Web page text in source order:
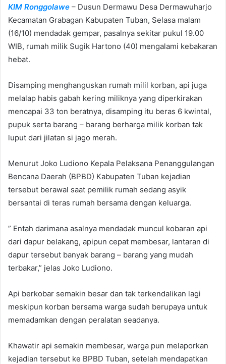
KIM Ronggolawe – Dusun Dermawu Desa Dermawuharjo
Kecamatan Grabagan Kabupaten Tuban, Selasa malam
(16/10) mendadak gempar, pasalnya sekitar pukul 19.00
WIB, rumah milik Sugik Hartono (40) mengalami kebakaran
hebat.
Disamping menghanguskan rumah milil korban, api juga
melalap habis gabah kering miliknya yang diperkirakan
mencapai 33 ton beratnya, disamping itu beras 6 kwintal,
pupuk serta barang – barang berharga milik korban tak
luput dari jilatan si jago merah.
Menurut Joko Ludiono Kepala Pelaksana Penanggulangan
Bencana Daerah (BPBD) Kabupaten Tuban kejadian
tersebut berawal saat pemilik rumah sedang asyik
bersantai di teras rumah bersama dengan keluarga.
” Entah darimana asalnya mendadak muncul kobaran api
dari dapur belakang, apipun cepat membesar, lantaran di
dapur tersebut banyak barang – barang yang mudah
terbakar,” jelas Joko Ludiono.
Api berkobar semakin besar dan tak terkendalikan lagi
meskipun korban bersama warga sudah berupaya untuk
memadamkan dengan peralatan seadanya.
Khawatir api semakin membesar, warga pun melaporkan
kejadian tersebut ke BPBD Tuban, setelah mendapatkan